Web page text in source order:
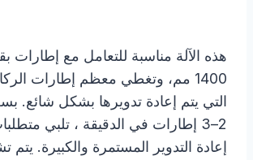
هذه الآلة مناسبة للتعامل مع
1400 مم، وتغطي معظم إطارات
التي يتم إعادة تدويرها بشكل شائع.
2–3 إطارات في الدقيقة ، تلبي
إعادة التدوير المستمرة والكبيرة. يتم